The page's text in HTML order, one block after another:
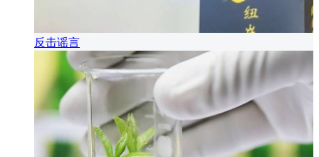
反击谣言